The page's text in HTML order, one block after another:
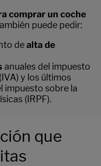
comprar un coche
puede pedir:
dealta de
anuales del impuesto
y los últimos
impuesto sobre la
(IRPF).
que